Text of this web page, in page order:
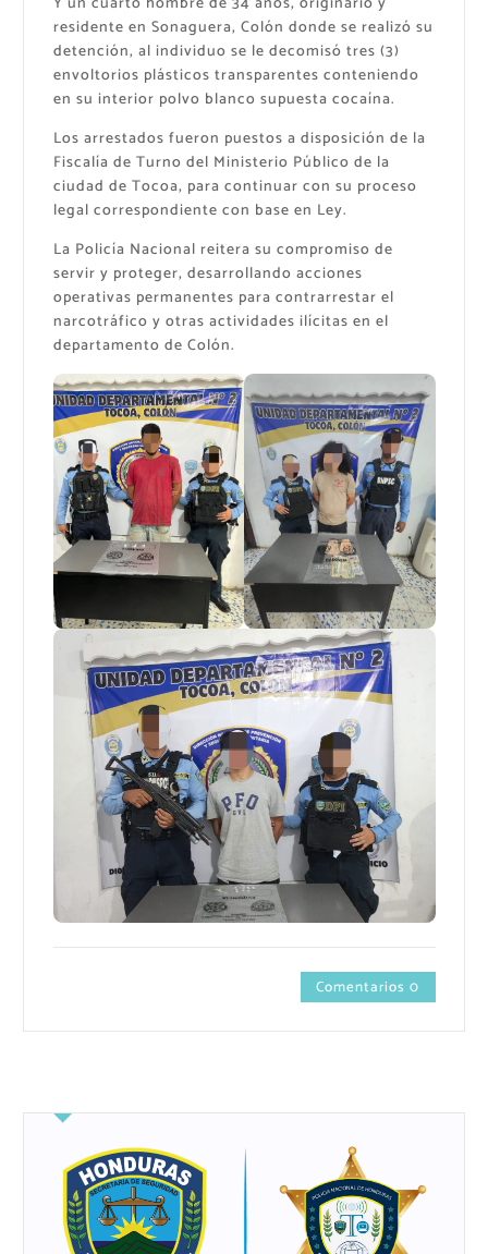
residente en Sonaguera, Colón donde se realizó su
detención, al individuo se le decomisó tres (3)
envoltorios plásticos transparentes conteniendo
en su interior polvo blanco supuesta cocaína.
Los arrestados fueron puestos a disposición de la
Fiscalía de Turno del Ministerio Público de la
ciudad de Tocoa, para continuar con su proceso
legal correspondiente con base en Ley.
La Policía Nacional reitera su compromiso de
servir y proteger, desarrollando acciones
operativas permanentes para contrarrestar el
narcotráfico y otras actividades ilícitas en el
departamento de Colón.
Comentarios 0